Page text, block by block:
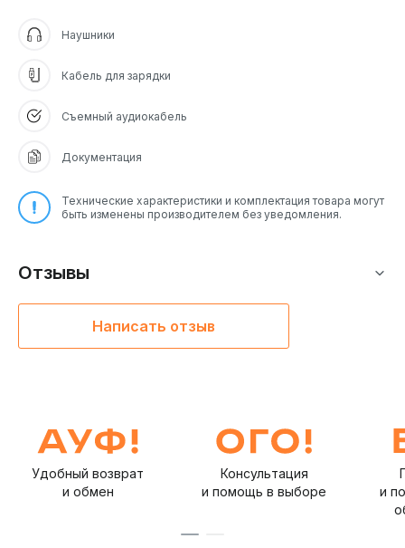
Наушники
Кабель для зарядки
Съемный аудиокабель
Документация
Технические характеристики и комплектация товара могут
быть изменены производителем без уведомления.
Отзывы
Написать отзыв
Удобный возврат
и обмен
Консультация
и помощь в выборе
и